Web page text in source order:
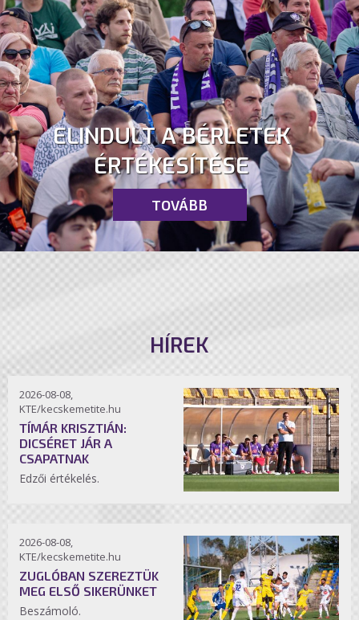
ELINDULT A BÉRLETEK
ÉRTÉKESÍTÉSE
TOVÁBB
HÍREK
2026-08-08,
KTE/kecskemetite.hu
TÍMÁR KRISZTIÁN:
DICSÉRET JÁR A
CSAPATNAK
Edzői értékelés.
2026-08-08,
KTE/kecskemetite.hu
ZUGLÓBAN SZEREZTÜK
MEG ELSŐ SIKERÜNKET
Beszámoló.